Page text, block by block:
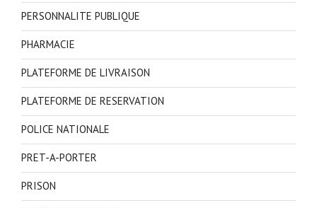
PERSONNALITE PUBLIQUE
PHARMACIE
PLATEFORME DE LIVRAISON
PLATEFORME DE RESERVATION
POLICE NATIONALE
PRET-A-PORTER
PRISON